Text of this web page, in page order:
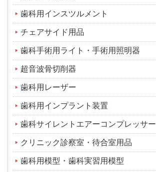
歯科用インスツルメント
チェアサイド用品
歯科手術用ライト・手術用照明器
超音波骨切削器
歯科用レーザー
歯科用インプラント装置
歯科サイレントエアーコンプレッサー
クリニック診察室・待合室用品
歯科用模型・歯科実習用模型